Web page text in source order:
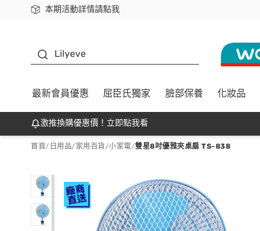
本期活動詳情請點我
下載app最高回饋$350
Lilyeve
最新會員優惠 屈臣氏獨家 臉部保養 化妝品
激推換購優惠價！立即點我看
首頁/ 日用品/ 家用百貨/小家電/雙星8吋優雅夾桌扇 TS-838